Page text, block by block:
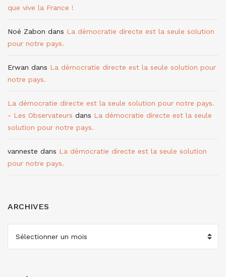
que vive la France !
Noé Zabon dans La démocratie directe est la seule solution
pour notre pays.
Erwan dans La démocratie directe est la seule solution pour
notre pays.
La démocratie directe est la seule solution pour notre pays.
- Les Observateurs dans La démocratie directe est la seule
solution pour notre pays.
vanneste dans La démocratie directe est la seule solution
pour notre pays.
ARCHIVES